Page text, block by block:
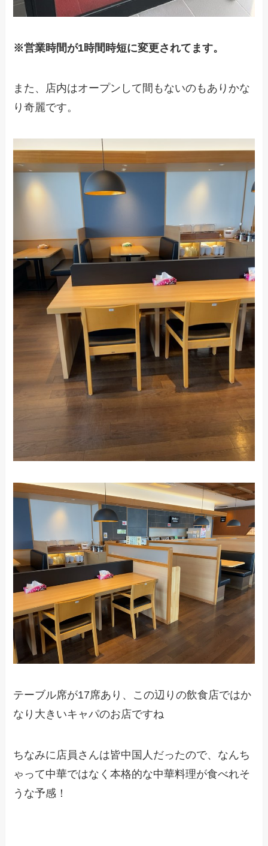
※営業時間が1時間時短に変更されてます。
また、店内はオープンして間もないのもありかな
り奇麗です。
テーブル席が17席あり、この辺りの飲食店ではか
なり大きいキャパのお店ですね
ちなみに店員さんは皆中国人だったので、なんち
ゃって中華ではなく本格的な中華料理が食べれそ
うな予感！